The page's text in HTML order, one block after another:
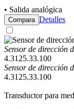
• Salida analógica
Compara Detalles
Sensor de dirección
4.3125.33.100
Sensor de dirección
4.3125.33.100
Transductor para